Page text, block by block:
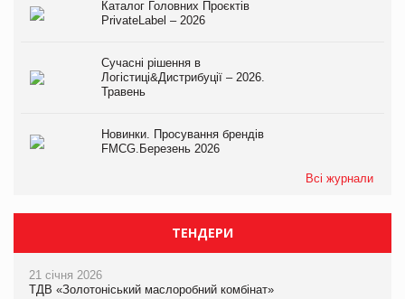
Каталог Головних Проєктів
PrivateLabel – 2026
Сучасні рішення в
Логістиці&Дистрибуції – 2026.
Травень
Новинки. Просування брендів
FMCG.Березень 2026
Всі журнали
ТЕНДЕРИ
21 січня 2026
ТДВ «Золотоніський маслоробний комбінат»